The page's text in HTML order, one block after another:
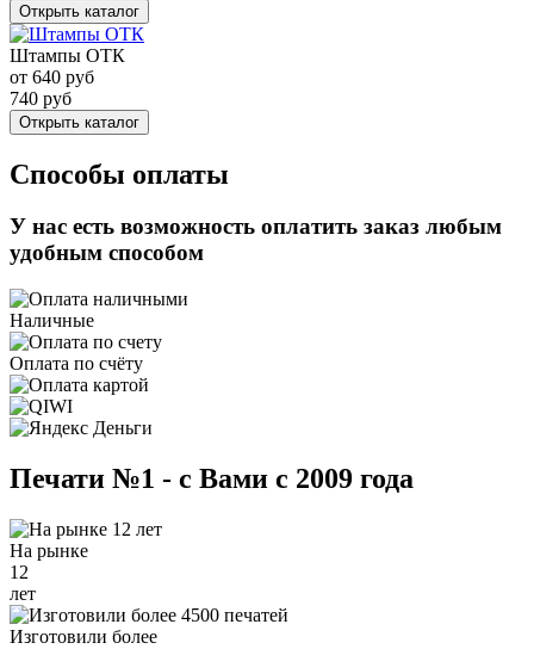
Открыть каталог
Штампы ОТК
от 640 руб
740 руб
Открыть каталог
Способы оплаты
У нас есть возможность оплатить заказ любым
удобным способом
Наличные
Оплата по счёту
Печати №1 - с Вами с 2009 года
На рынке
12
лет
Изготовили более